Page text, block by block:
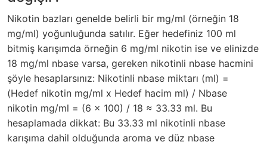
Nikotin bazları genelde belirli bir mg/ml (örneğin 18
mg/ml) yoğunluğunda satılır. Eğer hedefiniz 100 ml
bitmiş karışımda örneğin 6 mg/ml nikotin ise ve elinizde
18 mg/ml nbase varsa, gereken nikotinli nbase hacmini
şöyle hesaplarsınız: Nikotinli nbase miktarı (ml) =
(Hedef nikotin mg/ml x Hedef hacim ml) / Nbase
nikotin mg/ml = (6 x 100) / 18 ≈ 33.33 ml. Bu
hesaplamada dikkat: Bu 33.33 ml nikotinli nbase
karışıma dahil olduğunda aroma ve düz nbase